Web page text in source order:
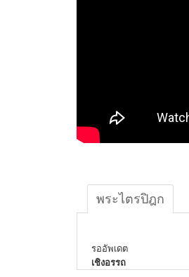
พระไตรปิฎก
รออัพเดต
เชิงอรรถ